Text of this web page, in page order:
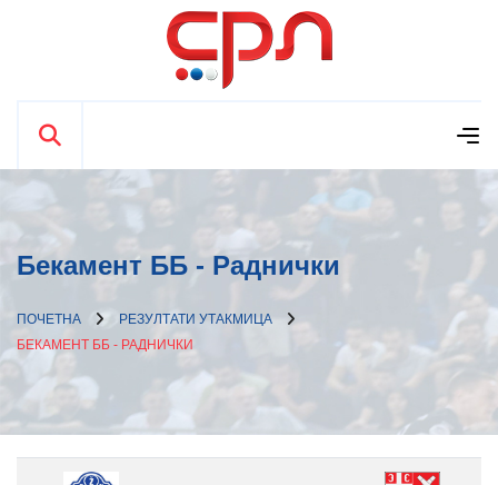
Бекамент ББ - Раднички
ПОЧЕТНА
РЕЗУЛТАТИ УТАКМИЦА
БЕКАМЕНТ ББ - РАДНИЧКИ